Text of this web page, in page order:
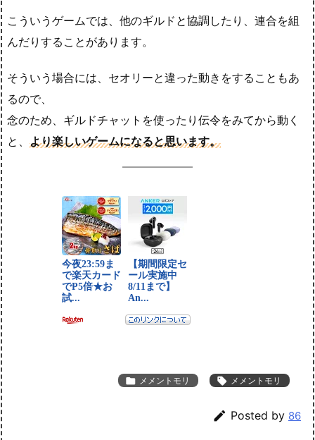
こういうゲームでは、他のギルドと協調したり、連合を組
んだりすることがあります。
そういう場合には、セオリーと違った動きをすることもあ
るので、
念のため、ギルドチャットを使ったり伝令をみてから動く
と、 より楽しいゲームになると思います。
 メメントモリ  メメントモリ
 Posted by 86